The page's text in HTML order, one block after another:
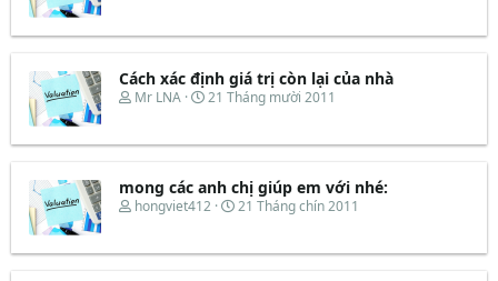
a
t
e
ầ
e
d
s
r
e
r
y
ắ
t
u
Cách xác định giá trị còn lại của nhà
T
e
d
s
r
Mr LNA
N
y
ắ
t
u
21 Tháng mười 2011
mong các anh chị giúp em với nhé:
T
e
hongviet412
N
y
21 Tháng chín 2011